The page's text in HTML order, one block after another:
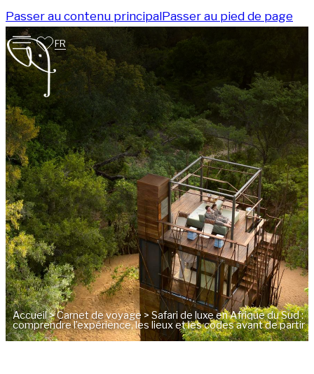
Passer au contenu principalPasser au pied de page
FR
Accueil>Carnet de voyage >Safari de luxe en Afrique du Sud :
comprendre l’expérience, les lieux et les codes avant de partir